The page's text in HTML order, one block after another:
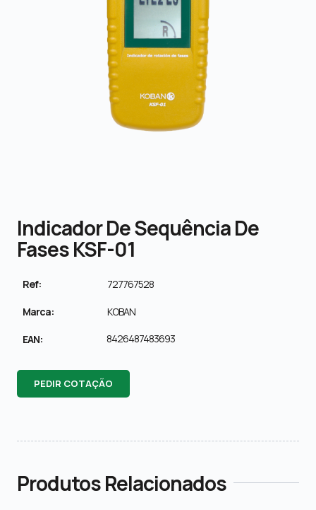
Indicador De Sequência De
Fases KSF-01
Ref: 727767528
Marca: KOBAN
EAN: 8426487483693
PEDIR COTAÇÃO
Produtos Relacionados